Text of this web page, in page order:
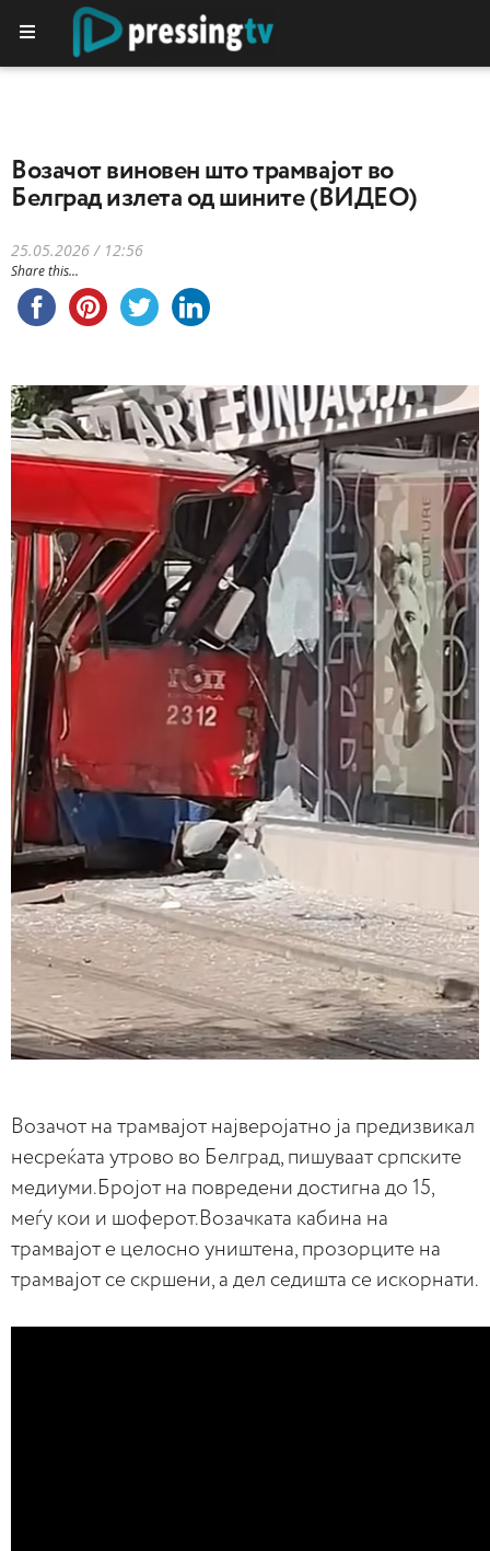
Возачот виновен што трамвајот во
Белград излета од шините (ВИДЕО)
25.05.2026 / 12:56
Share this...
Возачот на трамвајот најверојатно ја предизвикал
несреќата утрово во Белград, пишуваат српските
медиуми.Бројот на повредени достигна до 15,
меѓу кои и шоферот.Возачката кабина на
трамвајот е целосно уништена, прозорците на
трамвајот се скршени, а дел седишта се искорнати.